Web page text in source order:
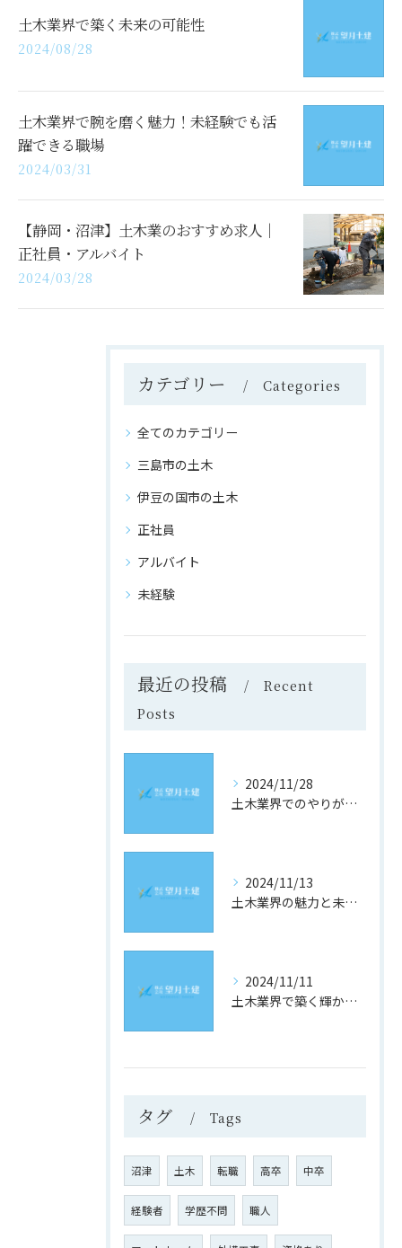
土木業界で築く未来の可能性
2024/08/28
土木業界で腕を磨く魅力！未経験でも活
躍できる職場
2024/03/31
【静岡・沼津】土木業のおすすめ求人｜
正社員・アルバイト
2024/03/28
カテゴリー Categories
全てのカテゴリー
三島市の土木
伊豆の国市の土木
正社員
アルバイト
未経験
最近の投稿
Recent
Posts
2024/11/28
土木業界でのやりがいと成長の道
2024/11/13
土木業界の魅力と未来への道
2024/11/11
土木業界で築く輝かしい未来
タグ Tags
沼津 土木 転職 高卒 中卒
経験者 学歴不問 職人